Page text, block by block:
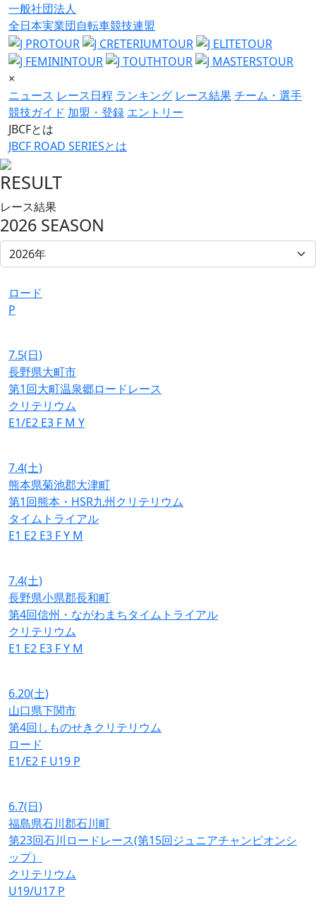
一般社団法人
全日本実業団自転車競技連盟
×
ニュース レース日程 ランキング レース結果チーム・選手
競技ガイド 加盟・登録 エントリー
JBCFとは
JBCF ROAD SERIESとは
RESULT
レース結果
2026 SEASON
ロード
P
7.5(日)
長野県大町市
第1回大町温泉郷ロードレース
クリテリウム
E1/E2 E3 F M Y
7.4(土)
熊本県菊池郡大津町
第1回熊本・HSR九州クリテリウム
タイムトライアル
E1 E2 E3 FY M
7.4(土)
長野県小県郡長和町
第4回信州・ながわまちタイムトライアル
クリテリウム
E1 E2 E3 FY M
6.20(土)
山口県下関市
第4回しものせきクリテリウム
ロード
E1/E2 F U19 P
6.7(日)
福島県石川郡石川町
第23回石川ロードレース(第15回ジュニアチャンピオンシ
ップ）
クリテリウム
U19/U17 P